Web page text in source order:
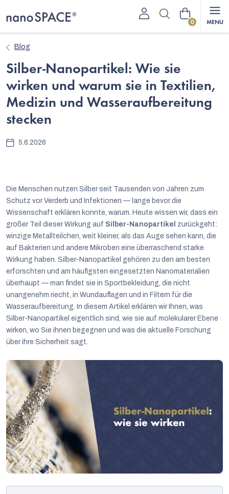
Inhalt
Warenkorb
Blog
Silber-Nanopartikel: Wie sie
wirken und warum sie in Textilien,
Medizin und Wasseraufbereitung
stecken
5.6.2026
Die Menschen nutzen Silber seit Tausenden von Jahren zum
Schutz vor Verderb und Infektionen — lange bevor die
Wissenschaft erklären konnte, warum. Heute wissen wir, dass ein
großer Teil dieser Wirkung auf Silber-Nanopartikel zurückgeht:
winzige Metallteilchen, weit kleiner, als das Auge sehen kann, die
auf Bakterien und andere Mikroben eine überraschend starke
Wirkung haben. Silber-Nanopartikel gehören zu den am besten
erforschten und am häufigsten eingesetzten Nanomaterialien
überhaupt — man findet sie in Sportbekleidung, die nicht
unangenehm riecht, in Wundauflagen und in Filtern für die
Wasseraufbereitung. In diesem Artikel erklären wir Ihnen, was
Silber-Nanopartikel eigentlich sind, wie sie auf molekularer Ebene
wirken, wo Sie ihnen begegnen und was die aktuelle Forschung
über ihre Sicherheit sagt.